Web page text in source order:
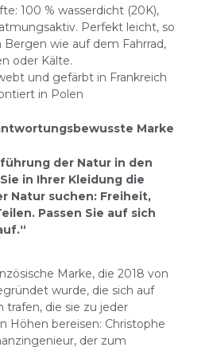
100 % wasserdicht (20K),
Perfekt leicht, so
wie auf dem Fahrrad,
oder Kälte.
und gefärbt in Frankreich
in Polen
Marke
der Natur in den
in Ihrer Kleidung die
Natur suchen: Freiheit,
Passen Sie auf sich
Marke, die 2018 von
wurde, die sich auf
trafen, die sie zu jeder
Höhen bereisen: Christophe
der zum